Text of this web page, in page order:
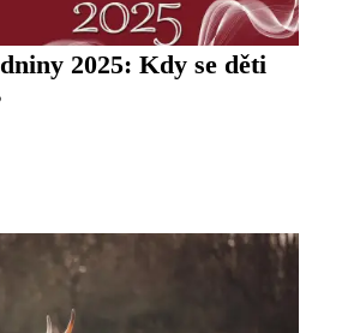
2025: Kdy se děti